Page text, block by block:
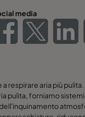
media
respirare aria più
pulita, forniamo